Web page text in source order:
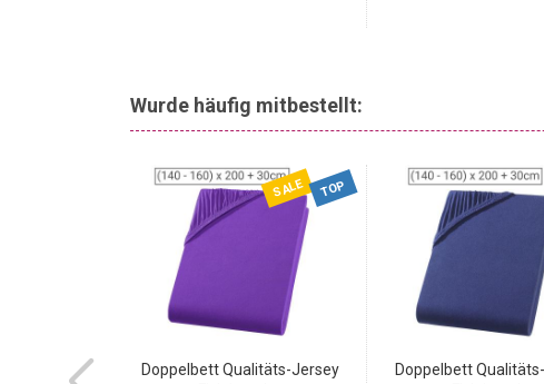
Wurde häufig mitbestellt:
&
SALE TOP
Doppelbett Qualitäts-Jersey
Doppelbett